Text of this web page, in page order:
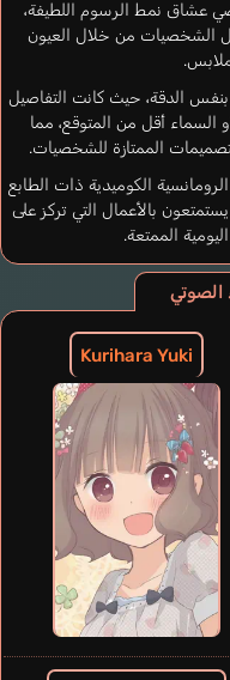
عشاق نمط الرسوم اللطيفة،
الشخصيات من خلال العيون
بنفس الدقة، حيث كانت التفاصيل
أقل من المتوقع، مما
الممتازة للشخصيات.
الكوميدية ذات الطابع
بالأعمال التي تركز على
الممتعة.
الصوتي
Kurihara Yuki